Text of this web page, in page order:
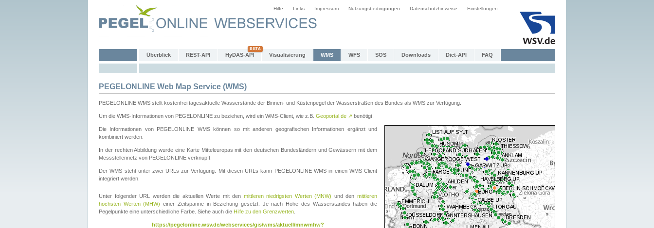
Hilfe Links Impressum Nutzungsbedingungen Datenschutzhinweise Einstellungen
Überblick REST-API HyDAS-API Visualisierung WMS WFS SOS Downloads Dict-API FAQ
PEGELONLINE Web Map Service (WMS)
PEGELONLINE WMS stellt kostenfrei tagesaktuelle Wasserstände der Binnen- und Küstenpegel der Wasserstraßen des Bundes als WMS zur Verfügung.
Um die WMS-Informationen von PEGELONLINE zu beziehen, wird ein WMS-Client, wie z.B. Geoportal.de ↗ benötigt.
Die Informationen von PEGELONLINE WMS können so mit anderen geografischen Informationen ergänzt und
kombiniert werden.
In der rechten Abbildung wurde eine Karte Mitteleuropas mit den deutschen Bundesländern und Gewässern mit dem
Messstellennetz von PEGELONLINE verknüpft.
Der WMS steht unter zwei URLs zur Verfügung. Mit diesen URLs kann PEGELONLINE WMS in einen WMS-Client
integriert werden.
Unter folgender URL werden die aktuellen Werte mit den mittleren niedrigsten Werten (MNW) und denmittleren
höchsten Werten (MHW) einer Zeitspanne in Beziehung gesetzt. Je nach Höhe des Wasserstandes haben die
Pegelpunkte eine unterschiedliche Farbe. Siehe auch die Hilfe zu den Grenzwerten
https://pegelonline.wsv.de/webservices/gis/wms/aktuell/mnwmhw?